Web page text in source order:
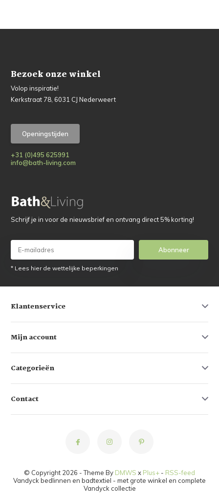
Bezoek onze winkel
Volop inspiratie!
Kerkstraat 78, 6031 CJ Nederweert
Openingstijden
+31 (0)495 625991
info@bath-living.com
Schrijf je in voor de nieuwsbrief en ontvang direct 5% korting!
Abonneer
* Lees hier de wettelijke beperkingen
Klantenservice
Mijn account
Categorieën
Contact
© Copyright 2026 - Theme By DMWS x Plus+ - RSS-feed
Vandyck bedlinnen en badtextiel - met grote winkel en complete
Vandyck collectie